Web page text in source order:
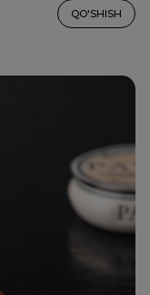
QO'SHISH